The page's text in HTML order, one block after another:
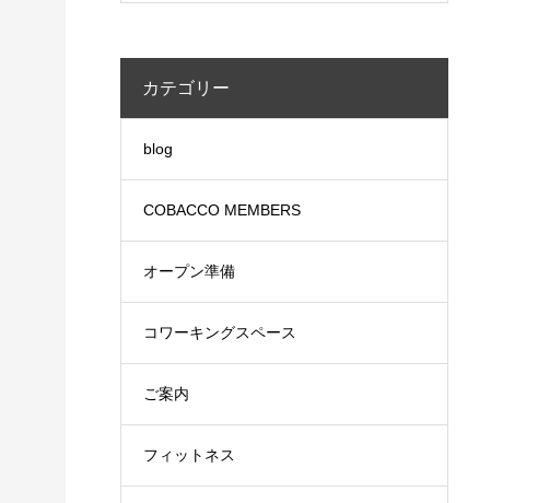
カテゴリー
blog
COBACCO MEMBERS
オープン準備
コワーキングスペース
ご案内
フィットネス